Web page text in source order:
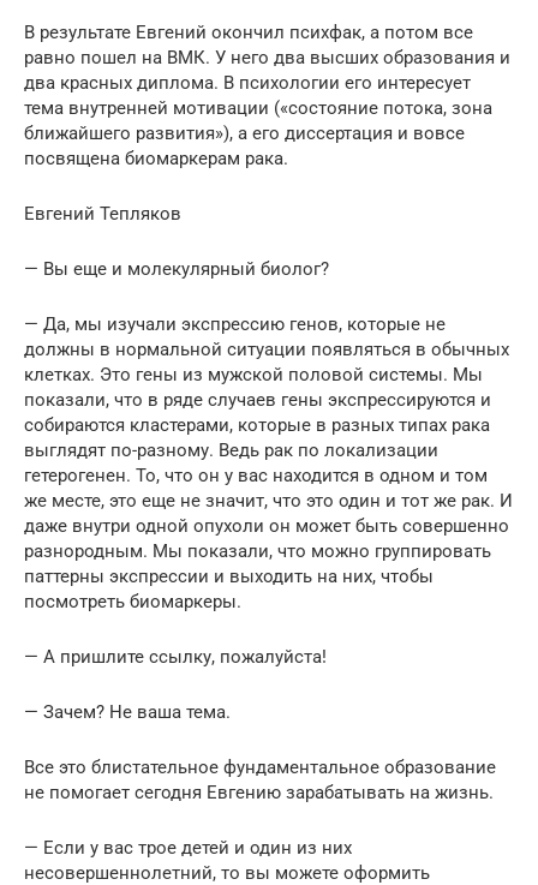
В результате Евгений окончил психфак, а потом все
равно пошел на ВМК. У него два высших образования и
два красных диплома. В психологии его интересует
тема внутренней мотивации («состояние потока, зона
ближайшего развития»), а его диссертация и вовсе
посвящена биомаркерам рака.
Евгений Тепляков
— Вы еще и молекулярный биолог?
— Да, мы изучали экспрессию генов, которые не
должны в нормальной ситуации появляться в обычных
клетках. Это гены из мужской половой системы. Мы
показали, что в ряде случаев гены экспрессируются и
собираются кластерами, которые в разных типах рака
выглядят по-разному. Ведь рак по локализации
гетерогенен. То, что он у вас находится в одном и том
же месте, это еще не значит, что это один и тот же рак. И
даже внутри одной опухоли он может быть совершенно
разнородным. Мы показали, что можно группировать
паттерны экспрессии и выходить на них, чтобы
посмотреть биомаркеры.
— А пришлите ссылку, пожалуйста!
— Зачем? Не ваша тема.
Все это блистательное фундаментальное образование
не помогает сегодня Евгению зарабатывать на жизнь.
— Если у вас трое детей и один из них
несовершеннолетний, то вы можете оформить